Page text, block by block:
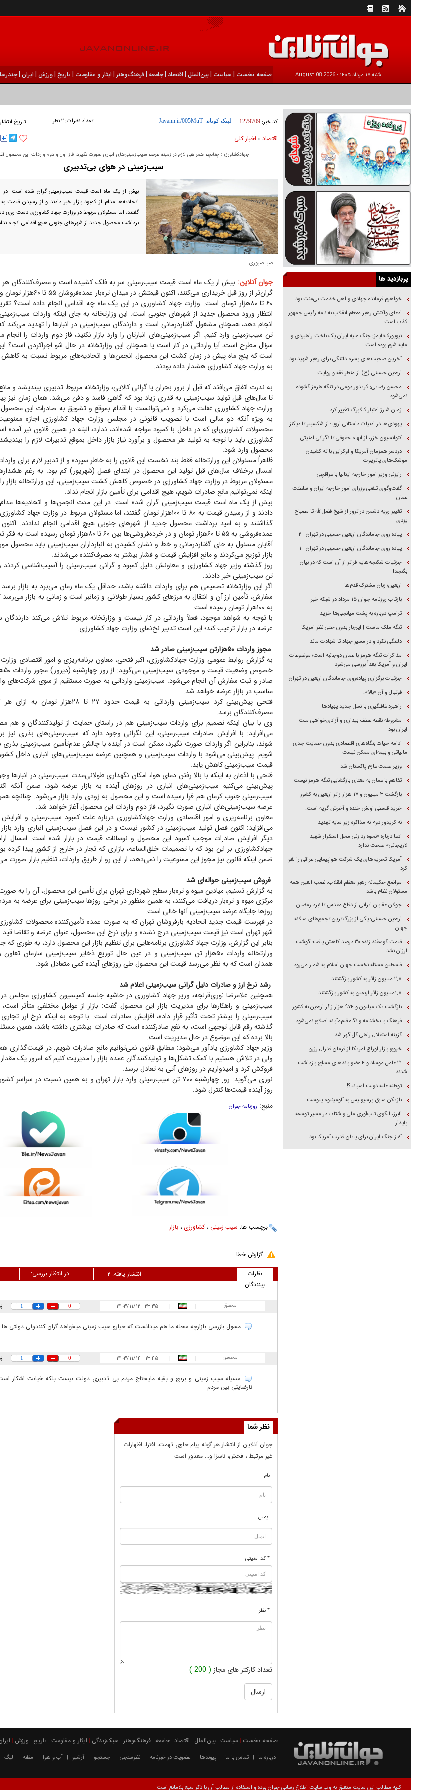
شنبه ۱۷ مرداد ۱۴۰۵ - 2026 August 08 صفحه نخست | سیاست |بين‌الملل | اقتصاد |جامعه |فرهنگ‌و‌هنر | ایثار و مقاومت |تاریخ |ورزش | ايران |
کد خبر: 1279709 لینک کوتاه: تعداد نظرات: ۲ نظر تاریخ
اقتصاد» اخبار کلی
جهادکشاورزی: چنانچه همراهی لازم در زمینه عرضه سیب‌زمینی‌های انباری صورت نگیرد، فاز اول و دوم واردات این محصول
سیب‌زمینی در هوای بی‌تدبیری
بیش از یک ماه است قیمت سیب‌زمینی گران شده است. در
گفتند، اما مسئولان مربوط در وزارت جهاد کشاورزی دست روی
برداشت محصول جدید از شهر‌های جنوبی هیچ اقدامی انجام
صبا صبوری
جوان آنلاین: بیش از یک ماه است قیمت سیب‌زمینی سر به فلک کشیده است و مصرف‌کنندگان هر
گران‌تر از روز قبل خریداری می‌کنند، اکنون
۶۰ تا ۸۰‌هزار تومان است. وزارت جهاد کشاورزی در این یک ماه چه اقدامی انجام داده است؟
انتظار ورود محصول جدید از شهر‌های جنوبی است. این وزارتخانه به جای اینکه واردات
تن سیب‌زمینی وارد کنیم. اگر سیب‌زمینی‌های انبارتان را وارد بازار نکنید، فاز دوم واردات را
سؤال مطرح است، آیا وارداتی در کار است یا همچنان این وزارتخانه در حال شو اجرا‌کردن است؟
است که پنج ماه پیش در زمان کشت این محصول انجمن‌ها و اتحادیه‌های مربوط نسبت به
به وزارت جهاد کشاورزی هشدار داده بودند.
به ندرت اتفاق می‌افتد که قبل از بروز بحران یا گرانی کالایی، وزارتخانه مربوط تدبیری بیندیشد و
تا سال‌های قبل تولید سیب‌زمینی به قدری زیاد بود که گاهی فاسد و دفن می‌شد. همان زمان نیز
وزارت جهاد کشاورزی غفلت می‌کرد و نمی‌توانست با اقدام بموقع و تشویق به صادرات این محصول
به ویژه آنکه دو سالی است با تصویب قانونی در مجلس وزارت جهاد کشاورزی اجازه
محصولات کشاورزی‌ای که در داخل با کمبود مواجه شده‌اند، ندارد، البته در همین قانون نیز آمده
کشاورزی باید با توجه به تولید هر محصول و برآورد نیاز بازار داخل بموقع تدبیرات لازم را
محصول وارد شود.
ظاهراً مسئولان این وزارتخانه فقط بند نخست این قانون را به خاطر سپرده و از تدبیر لازم برای
امسال برخلاف سال‌های قبل تولید این محصول در ابتدای فصل (شهریور) کم بود. به رغم
مسئولان مربوط در وزارت جهاد کشاورزی در خصوص کاهش کشت سیب‌زمینی، این وزارتخانه بازار را
اینکه نمی‌توانیم مانع صادرات شویم، هیچ اقدامی برای تأمین بازار انجام نداد.
بیش از یک ماه است قیمت سیب‌زمینی گران شده است. در این مدت انجمن‌ها و اتحادیه‌ها مدام از
دادند و از رسیدن قیمت به ۸۰ تا ۱۰۰‌هزار تومان گفتند، اما مسئولان مربوط در وزارت
گذاشتند و به امید برداشت محصول جدید از شهر‌های جنوبی هیچ اقدامی انجام ندادند. اکنون
عمده‌فروشی به ۵۵ تا ۶۰‌هزار تومان و در خرده‌فروشی‌ها بین ۶۰ تا ۸۰‌هزار تومان رسیده است به فکر تدبیر افتاده‌اند!
آقایان مسئول به جای گفتاردرمانی و خط و نشان کشیدن به انبارداران سیب‌زمینی باید محصول
بازار توزیع می‌کردند و مانع افزایش قیمت و فشار بیشتر به مصرف‌کننده می‌شدند.
تن سیب‌زمینی خبر دادند.
اگر این وزارتخانه تصمیمی هم برای واردات داشته باشد، حداقل یک ماه زمان می‌برد به بازار
سفارش، تأمین ارز آن و انتقال به مرز‌های کشور بسیار طولانی و زمانبر است و زمانی به بازار
به ۱۰۰‌هزار تومان رسیده است.
با توجه به شواهد موجود، فعلاً وارداتی در کار نیست و وزارتخانه مربوط تلاش می‌کند دارندگان
عرضه در بازار ترغیب کند؛ این است تدبیر نخ‌نمای وزارت جهاد کشاورزی.
مجوز واردات ۵۰‌هزارتن سیب‌زمینی صادر شد
به گزارش روابط عمومی وزارت جهادکشاورزی، اکبر فتحی، معاون برنامه‌ریزی و امور اقتصادی
صادر و ثبت سفارش آن انجام می‌شود. سیب‌زمینی وارداتی به صورت مستقیم از سوی شرکت‌های
مناسب در بازار عرضه خواهد شد.
فتحی پیش‌بینی کرد سیب‌زمینی وارداتی به قیمت حدود ۲۷
مصرف‌کنندگان برسد.
وی با بیان اینکه تصمیم برای واردات سیب‌زمینی هم در راستای حمایت از تولیدکنندگان و هم
می‌افزاید: با افزایش صادرات سیب‌زمینی، این نگرانی وجود دارد که سیب‌زمینی‌های بذری نیز
شوند، بنابراین اگر واردات صورت نگیرد، ممکن است در آینده با چالش عدم‌تأمین سیب‌زمینی بذری
شویم. پیش‌بینی می‌شود با واردات سیب‌زمینی و همچنین عرضه سیب‌زمینی‌های انباری داخل کشور
قیمت سیب‌زمینی کاهش یابد.
فتحی با اذعان به اینکه با بالا رفتن دمای هوا، امکان نگهداری طولانی‌مدت سیب‌زمینی در انبار‌ها
پیش‌بینی می‌کنیم سیب‌زمینی‌های انباری در روز‌های آینده به بازار عرضه شود، ضمن آنکه
سیب‌زمینی جنوب کرمان هم فرا رسیده است و این محصول به زودی وارد بازار می‌شود. چنانچه
عرضه سیب‌زمینی‌های انباری صورت نگیرد، فاز دوم واردات این محصول آغاز خواهد شد.
معاون برنامه‌ریزی و امور اقتصادی وزارت جهادکشاورزی درباره علت کمبود سیب‌زمینی و افزایش
می‌افزاید: اکنون فصل تولید سیب‌زمینی در کشور نیست و در این فصل سیب‌زمینی انباری وارد
دیگر افزایش صادرات موجب کمبود این محصول و نوسانات قیمت در بازار شده است. امسال
جهادکشاورزی بر این بود که با تصمیمات خلق‌الساعه، بازاری که تجار در خارج از کشور پیدا کرده
ضمن اینکه قانون نیز مجوز این ممنوعیت را نمی‌دهد، از این رو از طریق واردات، تنظیم بازار صورت
فروش سیب‌زمینی حواله‌ای شد
به گزارش تسنیم، میادین میوه و تره‌بار سطح شهرداری تهران برای تأمین این محصول، آن را به
مرکزی میوه و تره‌بار دریافت می‌کنند، به همین منظور در برخی روز‌ها سیب‌زمینی برای عرضه به
روز‌ها جایگاه عرضه سیب‌زمینی آنها خالی است.
در فهرست قیمت جدید اتحادیه بارفروشان تهران که به صورت عمده تأمین‌کننده محصولات
شهر تهران است نیز قیمت سیب‌زمینی درج نشده و برای نرخ این محصول، عنوان عرضه و تقاضا
بنابر این گزارش، وزارت جهاد کشاورزی برنامه‌هایی برای تنظیم بازار این محصول دارد، به طوری که
وزارتخانه واردات ۵۰‌هزار تن سیب‌زمینی و در عین حال توزیع ذخایر سیب‌زمینی سازمان
همدان است که به نظر می‌رسد قیمت این محصول طی روز‌های آینده کمی متعادل شود.
رشد نرخ ارز و صادرات دلیل گرانی سیب‌زمینی اعلام شد
همچنین غلامرضا نوری‌قزلجه، وزیر جهاد کشاورزی در حاشیه جلسه کمیسیون کشاورزی مجلس
سیب‌زمینی و راهکار‌ها برای مدیریت بازار این محصول گفت: بازار از عوامل مختلفی متأثر
سیب‌زمینی را بیشتر تحت تأثیر قرار داده، افزایش صادرات است. با توجه به اینکه نرخ ارز
گذشته رقم قابل توجهی است، به نفع صادرکننده است که صادرات بیشتری داشته باشد، همین
بالا برده که این موضوع در حال مدیریت است.
وزیر جهاد کشاورزی یادآور می‌شود: مطابق قانون نمی‌توانیم مانع صادرات شویم. در قیمت‌گذاری هم
ولی در تلاش هستیم با کمک تشکل‌ها و تولیدکنندگان عمده بازار را مدیریت کنیم که امروز یک
فروکش کرد و امیدواریم در روز‌های آتی به تعادل برسد.
نوری می‌گوید: روز چهارشنبه ۷۰۰ تن سیب‌زمینی وارد بازار تهران و به همین نسبت در
روز آینده قیمت‌ها کنترل شود.
منبع: روزنامه جوان
برچسب ها: سیب زمینی ،کشاورزی ، بازار
گزارش خطا
نظرات
بینندگان
در انتظار بررسی: انتشار یافته: ۲
محقق |
| ۲۳:۳۵ - ۱۴۰۳/۱۱/۱۲ 0
1
مسول بازرسی بازارچه محله ما هم میدانست که خیارو سیب زمینی میخواهد گران کنندولی دولتی ها
محسن ۱۳:۴۵ - ۱۴۰۳/۱۱/۱۴ 0
1
مسیله سیب زمینی و برنج و بقیه مایحتاج مردم بی تدبیری دولت نیست بلکه خیانت اشکار
نارضایتی بین مردم
نظر شما
جوان آنلاين از انتشار هر گونه پيام حاوي تهمت، افترا، اظهارات
غير مرتبط ، فحش، ناسزا و... معذور است
نام
ایمیل
* کد امنیتی
* نظر
تعداد کارکتر های مجاز ( 200 )
پربازدید ها
خواهرم فرمانده جهادی و اهل خدمت بی‌منت بود
ادعای واکنش رهبر معظم انقلاب به نامه رئیس جمهور
کذب است
نیویورک‌تایمز: جنگ علیه ایران یک باخت راهبردی و
مایه شرم بوده است
آخرین صحبت‌های پسرم دلتنگی برای رهبر شهید بود
اربعین حسینی (ع) از منظر فقه و روایت
محسن رضایی: کریدور دومی در تنگه هرمز گشوده
نمی‌شود
زمان شارژ اعتبار کالابرگ تغییر کرد
یهودی‌ها در ادبیات داستانی اروپا؛ از شکسپیر تا دیکنز
کنوانسیون خزر، از ابهام حقوقی تا نگرانی امنیتی
دردسر همزمان آمریکا و اوکراین با ته کشیدن
موشک‌های پاتریوت
رایزنی وزیر امور خارجه ایتالیا با عراقچی
گفت‌وگوی تلفنی وزرای امور خارجه ایران و سلطنت
عمان
تغییر رویه دشمن در ترور از شیخ فضل‌الله تا مصباح
یزدی
پیاده روی جاماندگان اربعین حسینی در تهران - ۲
پیاده روی جاماندگان اربعین حسینی در تهران - ۱
جزئیات شکنجه‌هایم فراتر از آن است که در بیان
بگنجد!
اربعین؛ زبان مشترک قدم‌ها
بازتاب روزنامه جوان ۱۵ مرداد در شبکه خبر
ترامپ دوباره به پشت میانجی‌ها خزید
تنگه ملک ماست | این‌بار بدون حتی نظر امریکا
دلتنگی نکرد و در مسیر جهاد تا شهادت ماند
مذاکرات تنگه هرمز با عمان دوجانبه است؛ موضوعات
ایران و آمریکا بعداً بررسی می‌شود
جزئیات برگزاری پیاده‌روی جاماندگان اربعین در تهران
فوتبال و آن «بالا»!
راهبرد غافلگیری با نسل جدید پهپاد‌ها
مشروطه نقطه عطف بیداری و آزادی‌خواهی ملت
ایران بود
ادامه حیات بنگاه‌های اقتصادی بدون حمایت جدی
مالیاتی و بیمه‌ای ممکن نیست
وزیر صمت عازم پاکستان شد
تفاهم با عمان به معنای بازگشایی تنگه هرمز نیست
بازگشت ۳ میلیون و ۱۷ هزار زائر اربعین به کشور
خرید قسطی اولش خنده و آخرش گریه است!
نه کریدور دوم نه مذاکره زیر سایه تهدید
ادعا درباره «نحوه رد زنی محل استقرار شهید
لاریجانی» صحت ندارد
آمریکا تحریم‌های یک شرکت هواپیمایی عراقی را لغو
کرد
مواضع حکیمانه رهبر معظم انقلاب، نصب العین همه
مسئولان نظام باشد
جولان عقابان ایرانی از دفاع مقدس تا نبرد رمضان
اربعین حسینی؛ یکی از بزرگ‌ترین تجمع‌های سالانه
جهان
قیمت گوسفند زنده ۳۰ درصد کاهش یافت؛ گوشت
ارزان نشد
فلسطین مسئله نخست جهان اسلام به شمار می‌رود
۲.۸ میلیون زائر به کشور بازگشتند
۱.۸میلیون زائر اربعین به کشور بازگشتند
بازگشت یک میلیون و ۹۷۴ هزار زائر اربعین به کشور
فرهنگ با بخشنامه و نگاه قیم‌مآبانه اصلاح نمی‌شود
گزینه استقلال راهی گل گهر شد
خروج بازار اوراق امریکا از فرمان فدرال رزرو
۲۱ عامل موساد و ۴ عضو باند‌های مسلح بازداشت
شدند
توطئه علیه دولت اسپانیا؟!
بازیکن سابق پرسپولیس به آلومینیوم پیوست
البرز، الگوی تاب‌آوری ملی و شتاب در مسیر توسعه
پایدار
آغاز جنگ ایران برای پایان قدرت آمریکا بود
صفحه نخست سیاست بين‌الملل اقتصاد جامعه فرهنگ‌و‌هنر سبک‌زندگی ایثار و مقاومت تاریخ ورزش
درباره ما تماس با ما پیوندها عضویت در خبرنامه نظرسنجی جستجو آرشیو آب و هوا مظنه لیگ
کلیه مطالب این سایت متعلق به وب سایت اطلاع رسانی جوان بوده و استفاده از مطالب آن با ذکر منبع بلامانع است.